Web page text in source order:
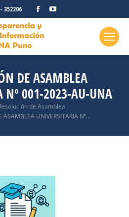
352206
DE ASAMBLEA
Nº 001-2023-AU-UNA
de Asamblea
ASAMBLEA UNIVERSITARIA Nº…